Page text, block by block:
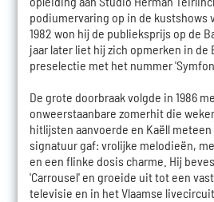
podiumervaring op in de kustshows
1982 won hij de publieksprijs op de
jaar later liet hij zich opmerken in de
preselectie met het nummer
De grote doorbraak volgde in 1986
onweerstaanbare zomerhit die
hitlijsten aanvoerde en Kaëll
signatuur gaf: vrolijke melodieën,
en een flinke dosis charme. Hij
'Carrousel' en groeide uit tot een
televisie en in het Vlaamse livecircuit.